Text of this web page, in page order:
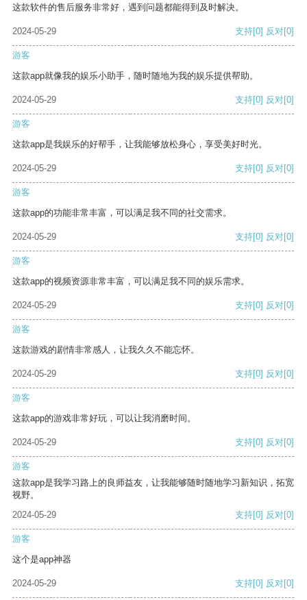
这款软件的售后服务非常好，遇到问题都能得到及时解决。
2024-05-29 支持[0] 反对[0]
游客
这款app就像我的娱乐小助手，随时随地为我的娱乐提供帮助。
2024-05-29 支持[0] 反对[0]
游客
这款app是我娱乐的好帮手，让我能够放松身心，享受美好时光。
2024-05-29 支持[0] 反对[0]
游客
这款app的功能非常丰富，可以满足我不同的社交需求。
2024-05-29 支持[0] 反对[0]
游客
这款app的视频资源非常丰富，可以满足我不同的娱乐需求。
2024-05-29 支持[0] 反对[0]
游客
这款游戏的剧情非常感人，让我久久不能忘怀。
2024-05-29 支持[0] 反对[0]
游客
这款app的游戏非常好玩，可以让我消磨时间。
2024-05-29 支持[0] 反对[0]
游客
这款app是我学习路上的良师益友，让我能够随时随地学习新知识，拓宽
视野。
2024-05-29
支持[0] 反对[0]
游客
这个是app神器
2024-05-29 支持[0] 反对[0]